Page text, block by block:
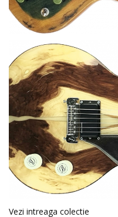
Vezi intreaga colectie